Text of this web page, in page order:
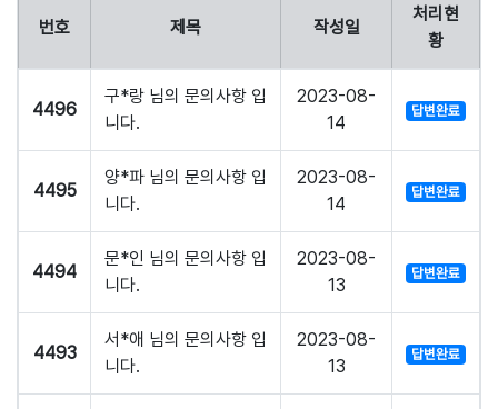
번호 제목 작성일
처리현
황
4496
구*랑 님의 문의사항 입
니다.
2023-08-
14
답변완료
4495
양*파 님의 문의사항 입
니다.
2023-08-
14
답변완료
4494
문*인 님의 문의사항 입
니다.
2023-08-
13
답변완료
4493
서*애 님의 문의사항 입
니다.
2023-08-
13
답변완료